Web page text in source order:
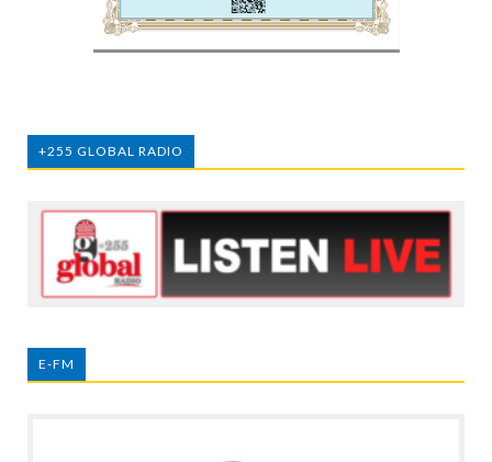
+255 GLOBAL RADIO
E-FM